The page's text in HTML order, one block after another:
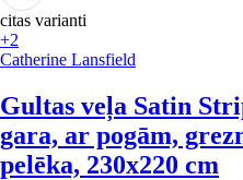
citas varianti
+2
Catherine Lansfield
Gultas veļa Satin
gara, ar pogām,
pelēka, 230x220 cm